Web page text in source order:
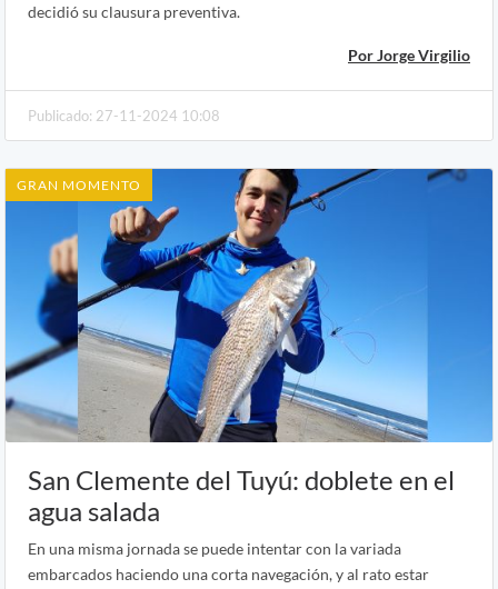
decidió su clausura preventiva.
Por Jorge Virgilio
Publicado: 27-11-2024 10:08
GRAN MOMENTO
San Clemente del Tuyú: doblete en el
agua salada
En una misma jornada se puede intentar con la variada
embarcados haciendo una corta navegación, y al rato estar